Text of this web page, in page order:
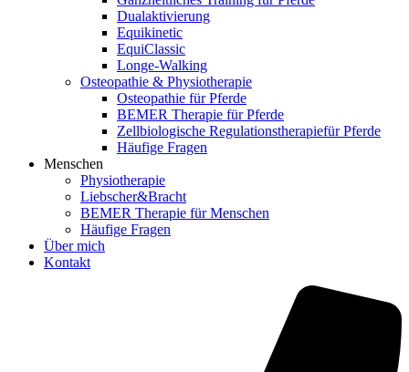
Dualaktivierung
Equikinetic
EquiClassic
Longe-Walking
Osteopathie & Physiotherapie
Osteopathie für Pferde
BEMER Therapie für Pferde
Zellbiologische Regulationstherapiefür Pferde
Häufige Fragen
Menschen
Physiotherapie
Liebscher&Bracht
BEMER Therapie für Menschen
Häufige Fragen
Über mich
Kontakt